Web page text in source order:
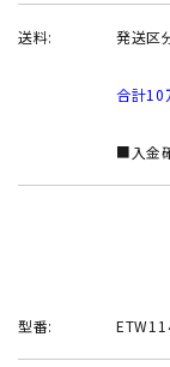
送料: 発送区
合計10
■入金
型番: